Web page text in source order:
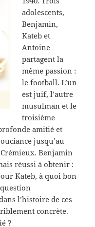
adolescents,
Benjamin,
Kateb et
Antoine
partagent la
même passion :
le football. L’un
est juif, l’autre
musulman et le
troisième
amitié et
jusqu’au
Benjamin
réussi à obtenir :
Kateb, à quoi bon
l’histoire de ces
concrète.
?